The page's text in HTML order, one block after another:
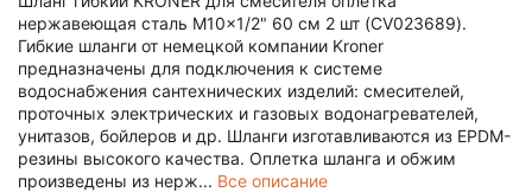
нержавеющая сталь M10x1/2" 60 см 2 шт (CV023689).
Гибкие шланги от немецкой компании Kroner
предназначены для подключения к системе
водоснабжения сантехнических изделий: смесителей,
проточных электрических и газовых водонагревателей,
унитазов, бойлеров и др. Шланги изготавливаются из EPDM-
резины высокого качества. Оплетка шланга и обжим
произведены из нерж... Все описание